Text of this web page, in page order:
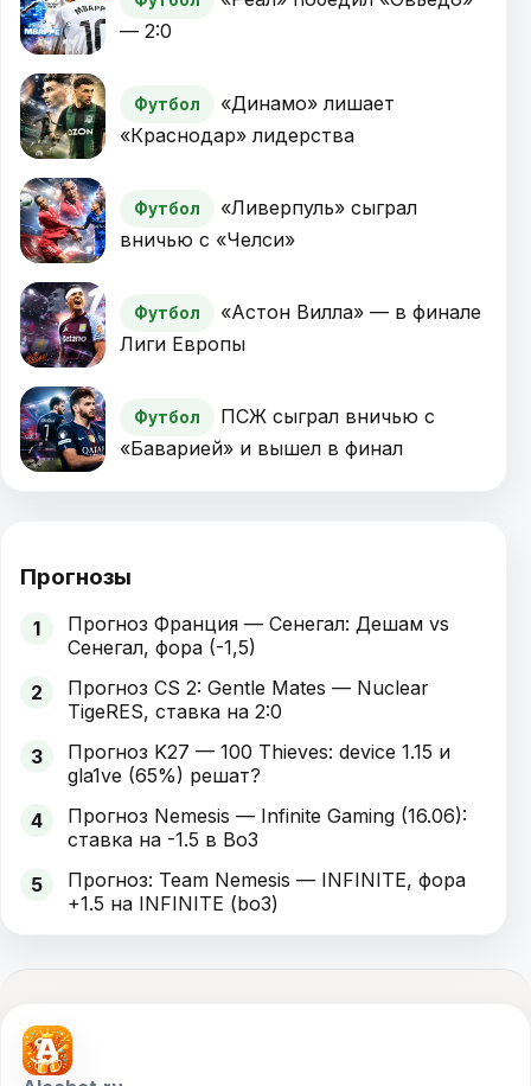
— 2:0
Футбол
«Динамо» лишает
«Краснодар» лидерства
Футбол
«Ливерпуль» сыграл
вничью с «Челси»
Футбол
«Астон Вилла» — в финале
Лиги Европы
Футбол
ПСЖ сыграл вничью с
«Баварией» и вышел в финал
Прогнозы
1
Прогноз Франция — Сенегал: Дешам vs
Сенегал, фора (-1,5)
2
Прогноз CS 2: Gentle Mates — Nuclear
TigeRES, ставка на 2:0
3
Прогноз K27 — 100 Thieves: device 1.15 и
gla1ve (65%) решат?
4
Прогноз Nemesis — Infinite Gaming (16.06):
ставка на -1.5 в Bo3
5
Прогноз: Team Nemesis — INFINITE, фора
+1.5 на INFINITE (bo3)